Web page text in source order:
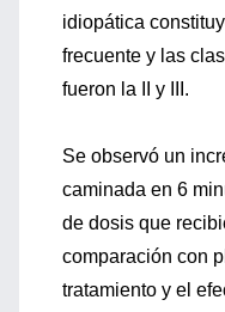
idiopática
frecuente y las
fueron la II y III.
Se observó un
caminada en 6
de dosis que
comparación con
tratamiento y el